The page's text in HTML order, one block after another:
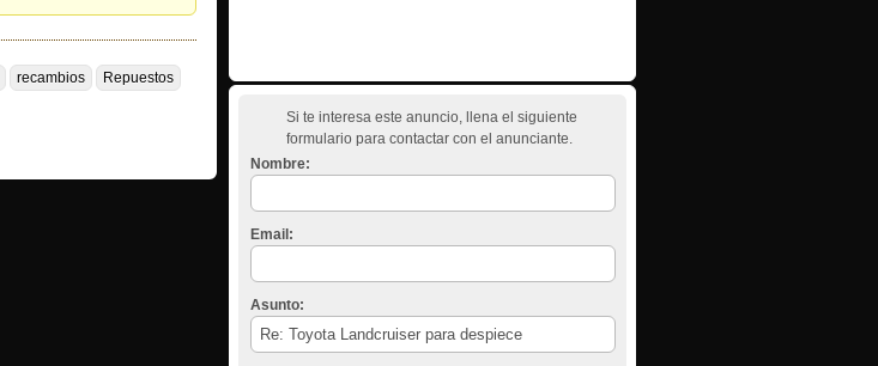
recambios
Repuestos
Si te interesa este anuncio, llena el siguiente
formulario para contactar con el anunciante.
Nombre:
Email:
Asunto: